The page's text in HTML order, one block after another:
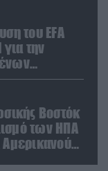
του EFA
την
σε
Βοστόκ
των ΗΠΑ